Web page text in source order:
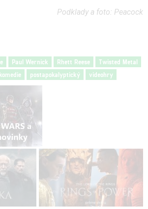
Podklady a foto: Peacock
Paul Wernick Rhett Reese
Twisted Metal
komedie postapokalyptický videohry